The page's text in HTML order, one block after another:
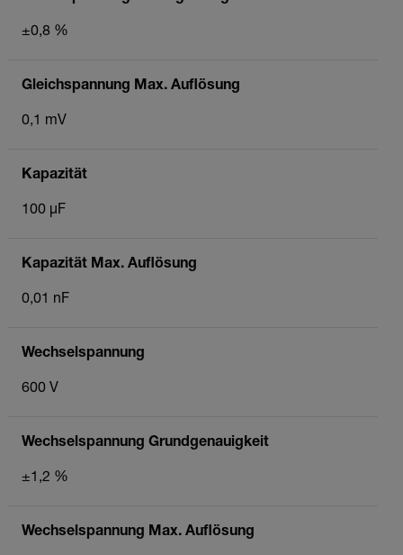
±0,8 %
Gleichspannung Max. Auflösung
0,1 mV
Kapazität
100 µF
Kapazität Max. Auflösung
0,01 nF
Wechselspannung
600 V
Wechselspannung Grundgenauigkeit
±1,2 %
Wechselspannung Max. Auflösung